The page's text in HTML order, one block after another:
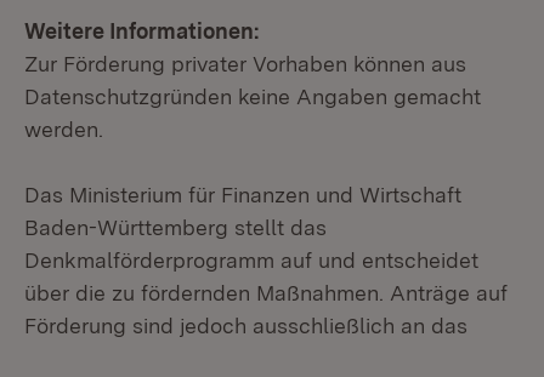
Weitere Informationen:
Zur Förderung privater Vorhaben können aus
Datenschutzgründen keine Angaben gemacht
werden.
Das Ministerium für Finanzen und Wirtschaft
Baden-Württemberg stellt das
Denkmalförderprogramm auf und entscheidet
über die zu fördernden Maßnahmen. Anträge auf
Förderung sind jedoch ausschließlich an das